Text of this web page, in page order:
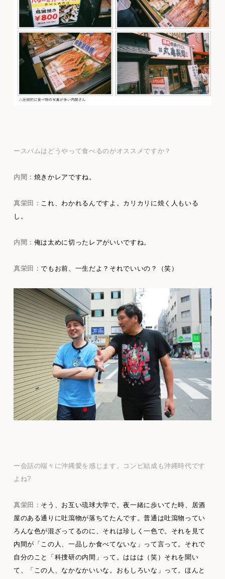
ースパムはどうやって食べるのがオススメですか？
内間： 焼きかレアですね。
真栄田： これ、わかれるんですよ。カリカリに焼く人もいる
し。
内間： 俺は太めに切ったレアがいいですね。
真栄田：でもお前、一生だよ？それでいいの？（笑）
ー会話の端々に沖縄愛を感じます。コンビ結成も沖縄時代です
よね?
真栄田： そう、お互い琉球大学で。夜一緒に歩いてた時、居酒
屋のある通りに吐瀉物が落ちてたんです。普通は吐瀉物ってい
ろんな色が混ざってるのに、それは珍しく一色で。それを見て
内間が「この人、一品しか食べてないな」って言って。それで
自分のこと「科捜研の内間」って。ははは（笑）それを聞い
て、「この人、なかなかいいな。おもしろいな」って。ほんと